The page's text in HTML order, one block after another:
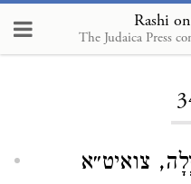
Rashi
The Judaica Press
צואיט״א